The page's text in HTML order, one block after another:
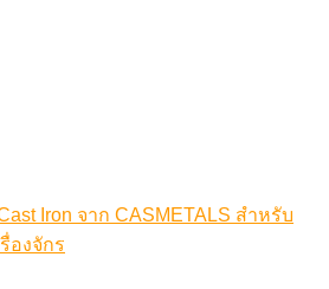
Iron จาก CASMETALS สำหรับ
องจักร